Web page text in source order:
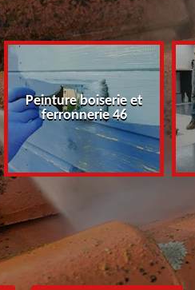
Peinture boiserie et
ferronnerie 46